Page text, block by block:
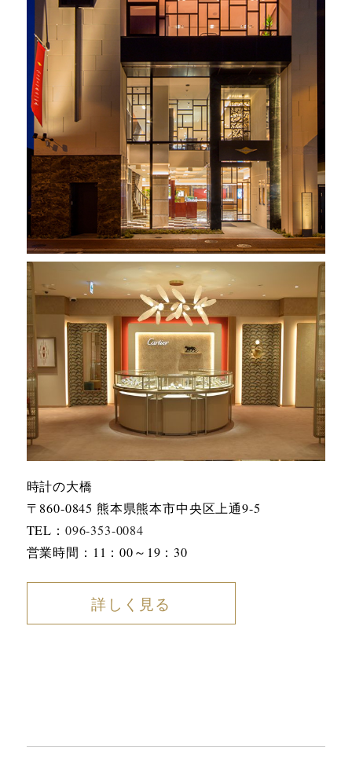
時計の大橋
〒860-0845 熊本県熊本市中央区上通9-5
TEL： 096-353-0084
営業時間：11：00～19：30
詳しく見る